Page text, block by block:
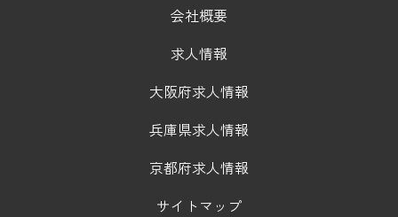
会社概要
求人情報
大阪府求人情報
兵庫県求人情報
京都府求人情報
サイトマップ